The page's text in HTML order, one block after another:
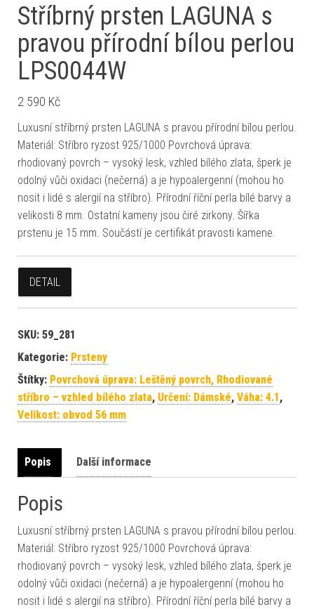
Stříbrný prsten LAGUNA s
pravou přírodní bílou perlou
LPS0044W
2 590 Kč
Luxusní stříbrný prsten LAGUNA s pravou přírodní bílou perlou.
Materiál: Stříbro ryzost 925/1000 Povrchová úprava:
rhodiovaný povrch – vysoký lesk, vzhled bílého zlata, šperk je
odolný vůči oxidaci (nečerná) a je hypoalergenní (mohou ho
nosit i lidé s alergií na stříbro). Přírodní říční perla bílé barvy a
velikosti 8 mm. Ostatní kameny jsou čiré zirkony. Šířka
prstenu je 15 mm. Součástí je certifikát pravosti kamene.
DETAIL
SKU: 59_281
Kategorie: Prsteny
Štítky: Povrchová úprava: Leštěný povrch, Rhodiované
stříbro – vzhled bílého zlata, Určení: Dámské, Váha: 4.1,
Velikost: obvod 56 mm
Popis Další informace
Popis
Luxusní stříbrný prsten LAGUNA s pravou přírodní bílou perlou.
Materiál: Stříbro ryzost 925/1000 Povrchová úprava:
rhodiovaný povrch – vysoký lesk, vzhled bílého zlata, šperk je
odolný vůči oxidaci (nečerná) a je hypoalergenní (mohou ho
nosit i lidé s alergií na stříbro). Přírodní říční perla bílé barvy a